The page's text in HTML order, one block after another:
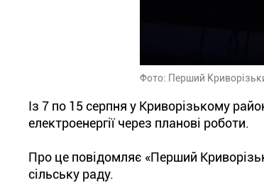
Фото: Перший
Із 7 по 15 серпня у Криворізькому
електроенергії через планові роботи.
Про це повідомляє «Перший
сільську раду.